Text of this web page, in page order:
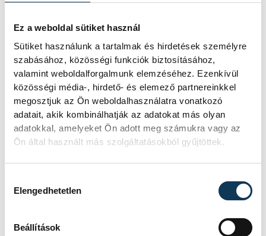
Ez a weboldal sütiket használ
Sütiket használunk a tartalmak és hirdetések személyre
szabásához, közösségi funkciók biztosításához,
valamint weboldalforgalmunk elemzéséhez. Ezenkívül
közösségi média-, hirdető- és elemező partnereinkkel
megosztjuk az Ön weboldalhasználatra vonatkozó
adatait, akik kombinálhatják az adatokat más olyan
adatokkal, amelyeket Ön adott meg számukra vagy az
Ön által használt más szolgáltatásokból gyűjtöttek.
Elengedhetetlen
Beállítások
nyújtani, de akadt, aki versenyzőként is
próbára tette magát.
Eredmények
N18: 2. Barát Jázmin
N21Br: 1. Tóth Krisztina